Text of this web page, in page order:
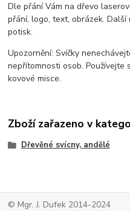
Dle přání Vám na dřevo
přání, logo, text, obrázek.
potisk.
Upozornění: Svíčky
nepřítomnosti osob. Používejte
kovové misce.
Zboží zařazeno v
Dřevěné svícny, andělé
© Mgr. J. Dufek 2014-2024